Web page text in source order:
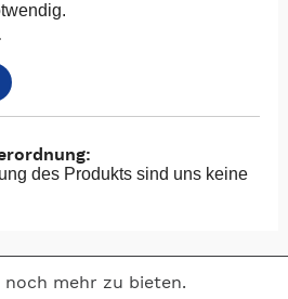
mit 2 Schrauben an der
angeschraubt. An der
des Produkts sind uns keine
noch mehr zu bieten.